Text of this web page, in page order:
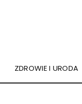
ZDROWIE I URODA